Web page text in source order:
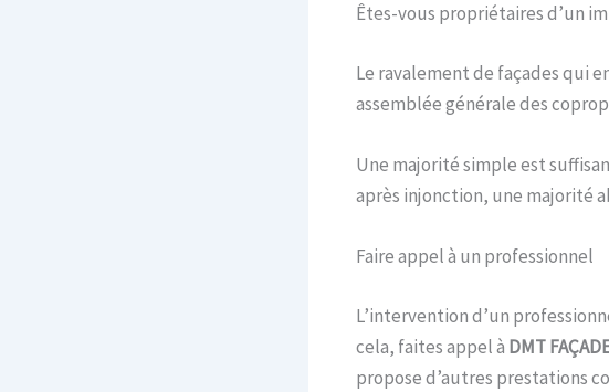
Êtes-vous propriétaires d’un
Le ravalement de façades qui
assemblée générale des
Une majorité simple est
après injonction, une majorité
Faire appel à un professionnel
L’intervention d’un
cela, faites appel à DMT
propose d’autres prestations